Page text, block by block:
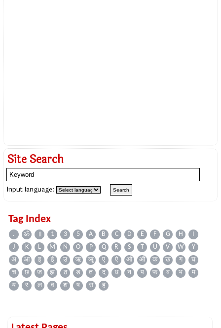
Site Search
Input language:
Tag Index
. ॐ ॥ 1 3 5 A B C D E F G H
I
J
K L M N O P Q R S T U V W
Y
अ
आ इ ई उ ऋ ॠ ए ऐ ओ औ क ख ग
घ
च
छ ज झ ठ ड त द ध न प फ ब भ
म
य
र ल व श ष स ह